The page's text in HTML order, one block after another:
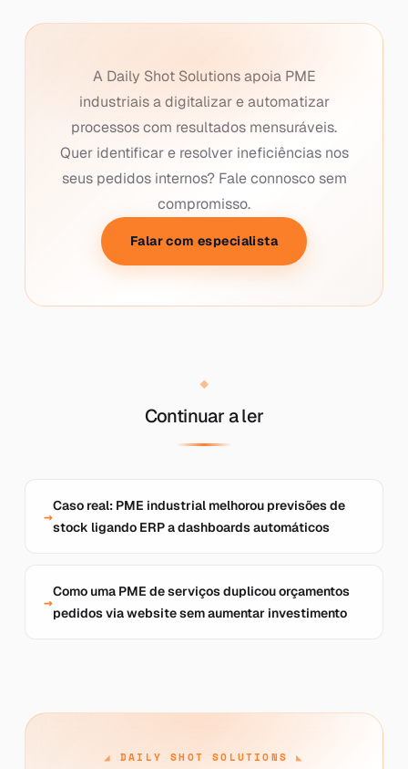
A Daily Shot Solutions apoia PME
industriais a digitalizar e automatizar
processos com resultados mensuráveis.
Quer identificar e resolver ineficiências nos
seus pedidos internos? Fale connosco sem
compromisso.
Falar com especialista
Continuar a ler
Caso real: PME industrial melhorou previsões de
stock ligando ERP a dashboards automáticos
Como uma PME de serviços duplicou orçamentos
pedidos via website sem aumentar investimento
DAILY SHOT SOLUTIONS